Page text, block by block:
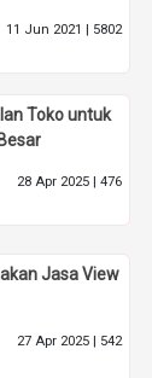
11 Jun 2021 | 5802
Toko untuk
28 Apr 2025 | 476
Jasa View
27 Apr 2025 | 542